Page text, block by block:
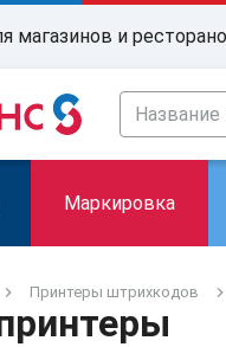
магазинов и
Маркировка
Принтеры штрихкодов